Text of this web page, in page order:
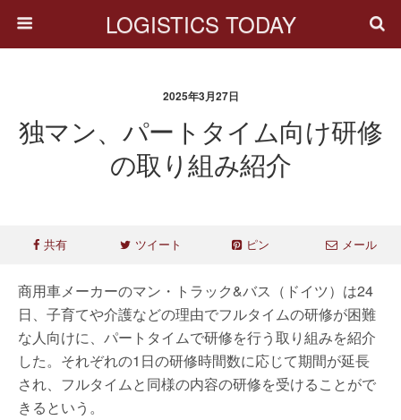
LOGISTICS TODAY
2025年3月27日
独マン、パートタイム向け研修
の取り組み紹介
共有 ツイート ピン メール
商用車メーカーのマン・トラック&バス（ドイツ）は24
日、子育てや介護などの理由でフルタイムの研修が困難
な人向けに、パートタイムで研修を行う取り組みを紹介
した。それぞれの1日の研修時間数に応じて期間が延長
され、フルタイムと同様の内容の研修を受けることがで
きるという。